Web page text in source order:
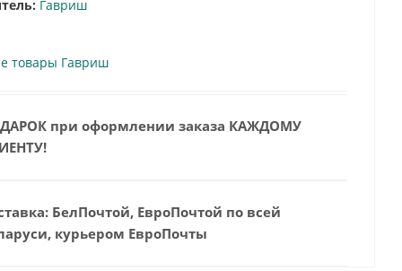
Гавриш
товары Гавриш
при оформлении заказа КАЖДОМУ
БелПочтой, ЕвроПочтой по всей
курьером ЕвроПочты